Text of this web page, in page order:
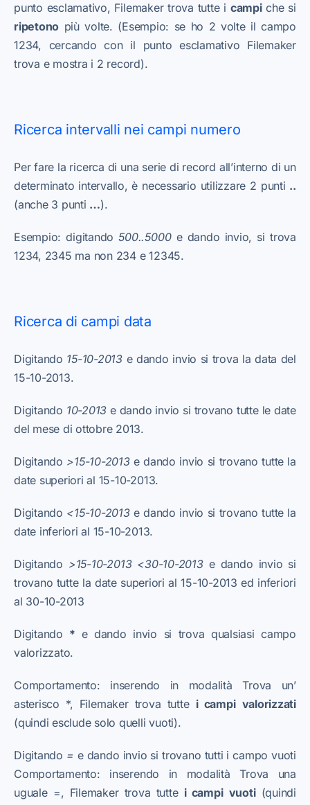
punto esclamativo, Filemaker trova tutte i campiche si
ripetono più volte. (Esempio: se ho 2 volte il campo
1234, cercando con il punto esclamativo Filemaker
trova e mostra i 2 record).
Ricerca intervalli nei campi numero
Per fare la ricerca di una serie di record all’interno di un
determinato intervallo, è necessario utilizzare 2 punti ..
(anche 3 punti …).
Esempio: digitando500..5000 e dando invio, si trova
1234, 2345 ma non 234 e 12345.
Ricerca di campi data
Digitando 15-10-2013 e dando invio si trova la data del
15-10-2013.
Digitando 10-2013e dando invio si trovano tutte le date
del mese di ottobre 2013.
Digitando >15-10-2013e dando invio si trovano tutte la
date superiori al 15-10-2013.
Digitando <15-10-2013e dando invio si trovano tutte la
date inferiori al 15-10-2013.
Digitando >15-10-2013 <30-10-2013 e dando invio si
trovano tutte la date superiori al 15-10-2013 ed inferiori
al 30-10-2013
Digitando * e dando invio si trova qualsiasi campo
valorizzato.
Comportamento: inserendo in modalità Trova un’
asterisco *, Filemaker trova tutte i campi valorizzati
(quindi esclude solo quelli vuoti).
Digitando = e dando invio si trovano tutti i campo vuoti
Comportamento: inserendo in modalità Trova una
uguale =, Filemaker trova tutte i campi vuoti(quindi